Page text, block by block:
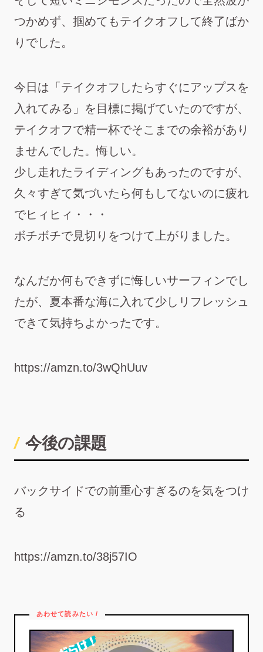
つかめず、掴めてもテイクオフして終了ばか
りでした。
今日は「テイクオフしたらすぐにアップスを
入れてみる」を目標に掲げていたのですが、
テイクオフで精一杯でそこまでの余裕があり
ませんでした。悔しい。
少し走れたライディングもあったのですが、
久々すぎて気づいたら何もしてないのに疲れ
でヒィヒィ・・・
ボチボチで見切りをつけて上がりました。
なんだか何もできずに悔しいサーフィンでし
たが、夏本番な海に入れて少しリフレッシュ
できて気持ちよかったです。
https://amzn.to/3wQhUuv
今後の課題
バックサイドでの前重心すぎるのを気をつけ
る
https://amzn.to/38j57IO